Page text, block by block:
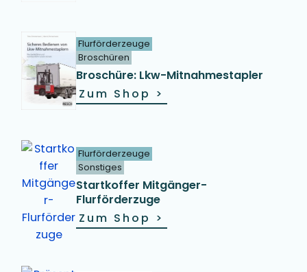
Flurförderzeuge
Broschüren
Broschüre: Lkw-Mitnahmestapler
Zum Shop >
Flurförderzeuge
Sonstiges
Startkoffer Mitgänger-
Flurförderzuge
Zum Shop >